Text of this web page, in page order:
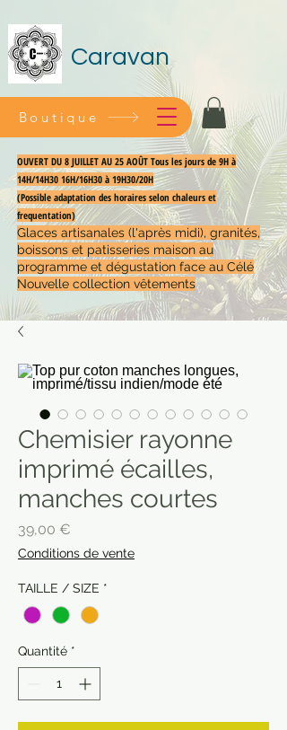
Caravan
OUVERT DU 8 JUILLET AU 25 AOÛT Tous les jours de 9H à
14H/14H30 16H/16H30 à 19H30/20H
(Possible adaptation des horaires selon chaleurs et
frequentation)
Glaces artisanales (l'après midi), granités,
boissons et patisseries maison au
programme et dégustation face au Célé
Nouvelle collection vêtements
Boutique
Chemisier rayonne
imprimé écailles,
manches courtes
39,00 €
Conditions de vente
TAILLE / SIZE *
Quantité *